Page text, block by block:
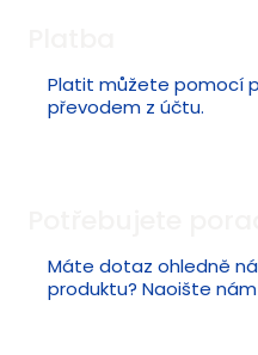
Platit můžete pomocí
převodem z účtu.
Máte dotaz ohledně
produktu? Naoište